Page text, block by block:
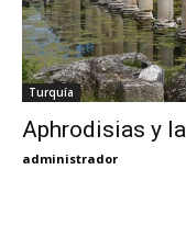
Turquía
Aphrodisias y
administrador